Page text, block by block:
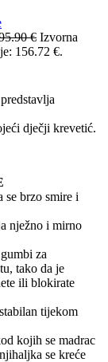
€ Izvorna
156.72 €.
dječji krevetić.
se brzo smire i
nježno i mirno
za
tako da je
ili blokirate
tijekom
kojih se madrac
se kreće